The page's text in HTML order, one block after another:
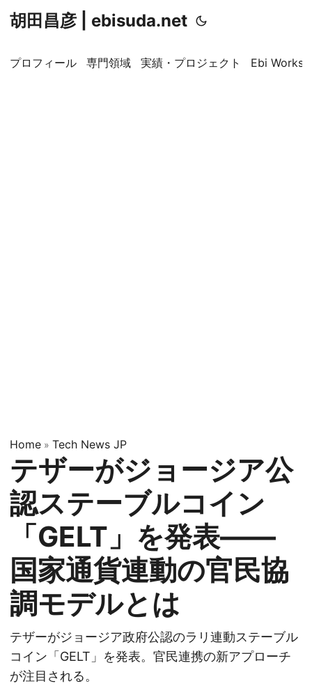
胡田昌彦 | ebisuda.net
プロフィール 専門領域 実績・プロジェクト Ebi
Home » Tech News JP
テザーがジョージア公
認ステーブルコイン
「GELT」を発表——
国家通貨連動の官民協
調モデルとは
テザーがジョージア政府公認のラリ連動ステーブル
コイン「GELT」を発表。官民連携の新アプローチ
が注目される。